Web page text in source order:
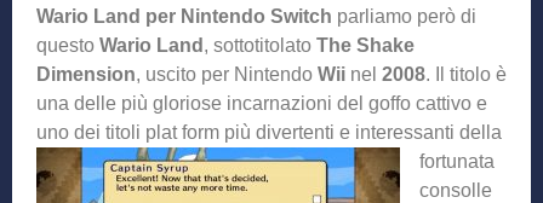
Wario Land per Nintendo Switch parliamo però di
questo Wario Land , sottotitolato The Shake
Dimension, uscito per Nintendo Wii nel 2008. Il titolo è
una delle più gloriose incarnazioni del goffo cattivo e
uno dei titoli platform più divertenti e interessanti della
fortunata
consolle